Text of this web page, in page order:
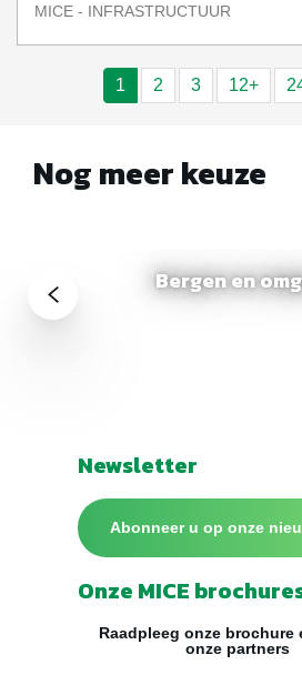
MICE - INFRASTRUCTUUR
1 2 3 12+
Nog meer keuze
Bergen en
Newsletter
Abonneer u op onze
Onze MICE
Raadpleeg onze brochure
onze partners